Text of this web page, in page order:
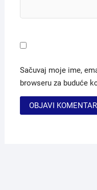
Sačuvaj moje ime,
browseru za buduće